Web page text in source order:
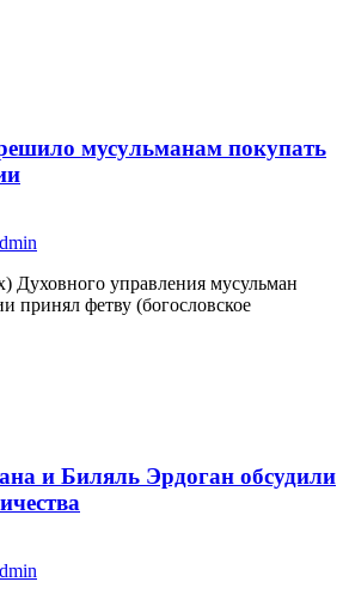
мусульманам покупать
Духовного управления мусульман
принял фетву (богословское
и Биляль Эрдоган обсудили